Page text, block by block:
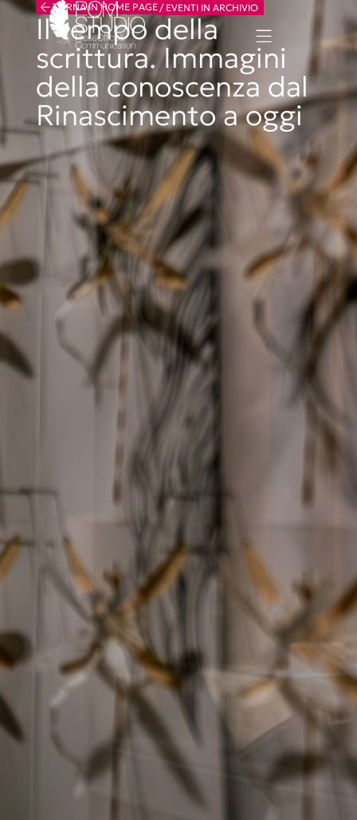
TORNA IN HOME PAGE/ EVENTI IN ARCHIVIO
Il tempo della
scrittura. Immagini
della conoscenza dal
Rinascimento a oggi